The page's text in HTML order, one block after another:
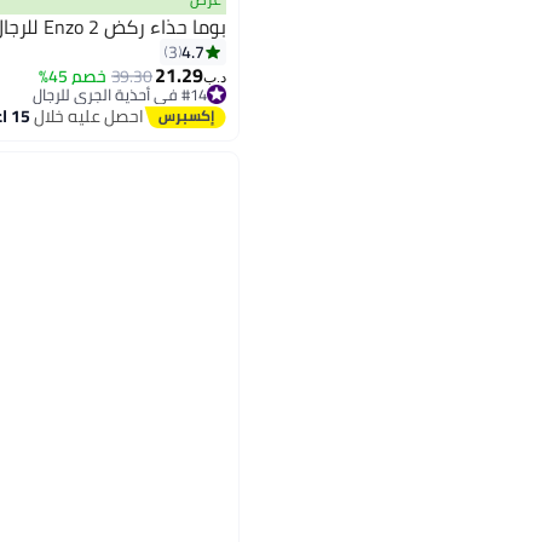
بوما حذاء ركض Enzo 2 للرجال
4.7
3
د.ب‏21.29
39.30خصم 45%
#14 في أحذية الجري للرجال
أقل سعر في 30 يوم
#14 في أحذية الجري للرجال
احصل عليه خلال15 اغسطس